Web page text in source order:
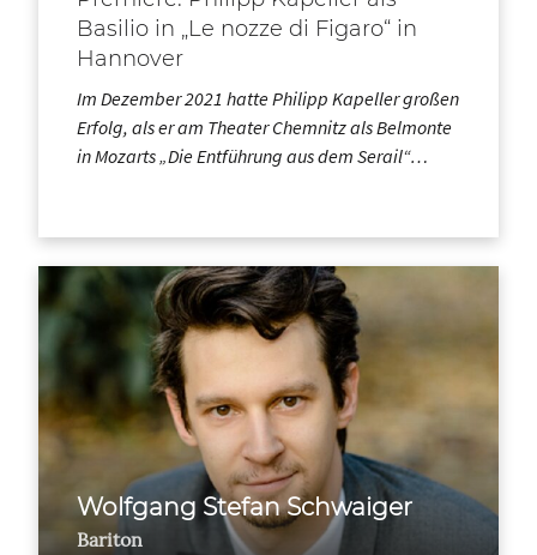
Basilio in „Le nozze di Figaro“ in
Hannover
Im Dezember 2021 hatte Philipp Kapeller großen
Erfolg, als er am Theater Chemnitz als Belmonte
in Mozarts „Die Entführung aus dem Serail“…
Wolfgang Stefan Schwaiger
Bariton